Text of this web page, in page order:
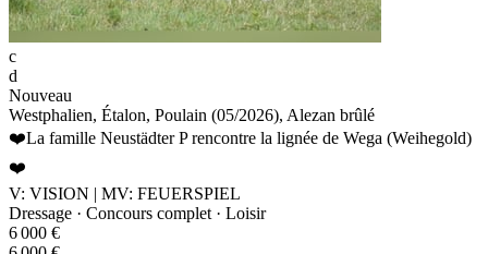
c
d
Nouveau
Westphalien, Étalon, Poulain (05/2026), Alezan brûlé
❤️La famille Neustädter P rencontre la lignée de Wega (Weihegold)
❤️
V: VISION | MV: FEUERSPIEL
Dressage · Concours complet · Loisir
6 000 €